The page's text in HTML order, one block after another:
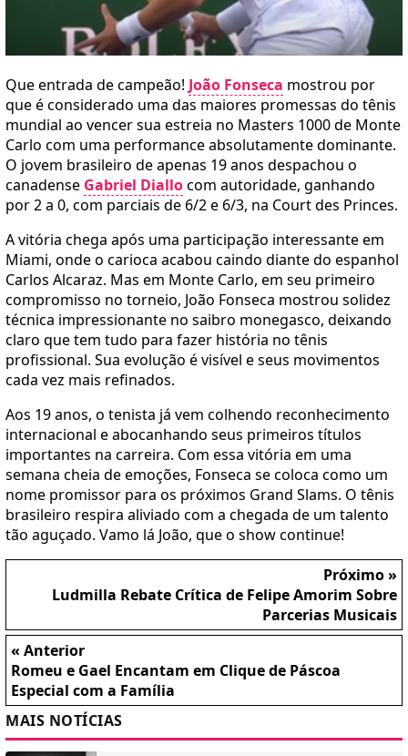
Que entrada de campeão! João Fonseca mostrou por
que é considerado uma das maiores promessas do tênis
mundial ao vencer sua estreia no Masters 1000 de Monte
Carlo com uma performance absolutamente dominante.
O jovem brasileiro de apenas 19 anos despachou o
canadense Gabriel Diallocom autoridade, ganhando
por 2 a 0, com parciais de 6/2 e 6/3, na Court des Princes.
A vitória chega após uma participação interessante em
Miami, onde o carioca acabou caindo diante do espanhol
Carlos Alcaraz. Mas em Monte Carlo, em seu primeiro
compromisso no torneio, João Fonseca mostrou solidez
técnica impressionante no saibro monegasco, deixando
claro que tem tudo para fazer história no tênis
profissional. Sua evolução é visível e seus movimentos
cada vez mais refinados.
Aos 19 anos, o tenista já vem colhendo reconhecimento
internacional e abocanhando seus primeiros títulos
importantes na carreira. Com essa vitória em uma
semana cheia de emoções, Fonseca se coloca como um
nome promissor para os próximos Grand Slams. O tênis
brasileiro respira aliviado com a chegada de um talento
tão aguçado. Vamo lá João, que o show continue!
Próximo »
Ludmilla Rebate Crítica de Felipe Amorim Sobre
Parcerias Musicais
« Anterior
Romeu e Gael Encantam em Clique de Páscoa
Especial com a Família
MAIS NOTÍCIAS